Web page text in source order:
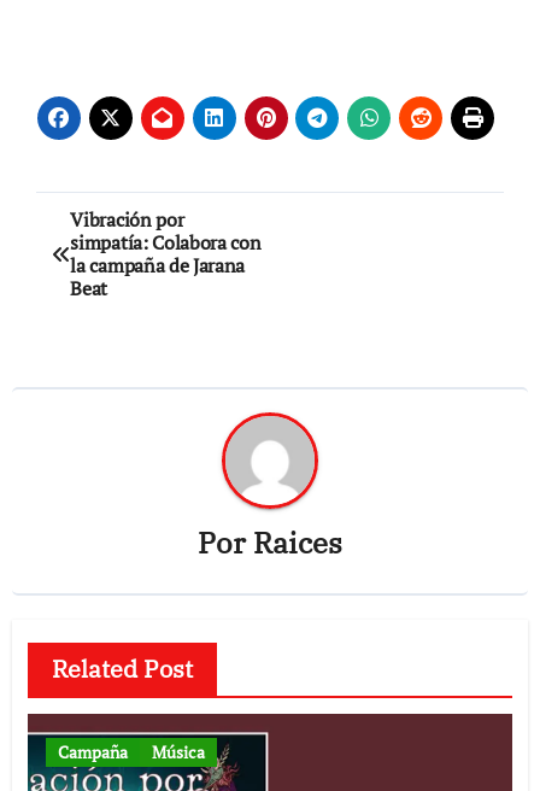
Navegación
de
entradas
Vibración por
simpatía: Colabora con
la campaña de Jarana
Beat
PorRaices
Related Post
Campaña Música